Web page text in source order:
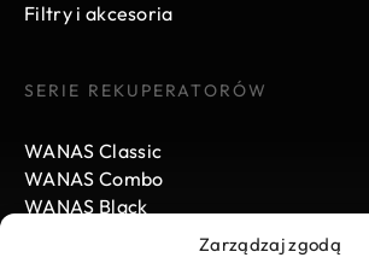
Zarządzaj zgodą
Filtry i akcesoria
SERIE REKUPERATORÓW
WANAS Classic
WANAS Combo
WANAS Black